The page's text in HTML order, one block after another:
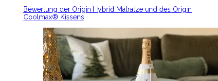
Bewertung der Origin Hybrid Matratze und des Origin
Coolmax® Kissens